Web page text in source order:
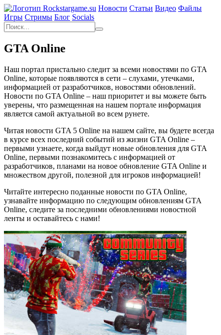
Новости Статьи Видео Файлы
Игры Cтримы Блог Socials
GTA Online
Наш портал пристально следит за всеми новостями по GTA
Online, которые появляются в сети – слухами, утечками,
информацией от разработчиков, новостями обновлений.
Новости по GTA Online – наш приоритет и вы можете быть
уверены, что размещенная на нашем портале информация
является самой актуальной во всем рунете.
Читая новости GTA 5 Online на нашем сайте, вы будете всегда
в курсе всех последний событий из жизни GTA Online –
первыми узнаете, когда выйдут новые обновления для GTA
Online, первыми познакомитесь с информацией от
разработчиков, планами на новое обновление GTA Online и
множеством другой, полезной для игроков информацией!
Читайте интересно поданные новости по GTA Online,
узнавайте информацию по следующим обновлениям GTA
Online, следите за последними обновлениями новостной
ленты и оставайтесь с нами!